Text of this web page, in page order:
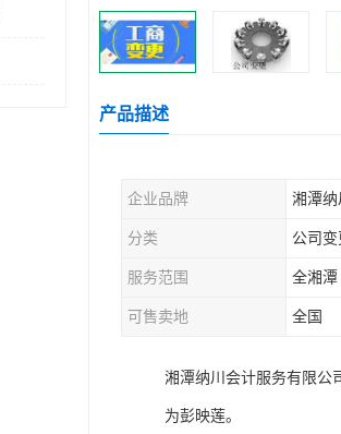
产品描述
企业品牌 湘潭纳
分类 公司变
服务范围 全湘潭
可售卖地 全国
湘潭纳川会计服务有限公
为彭映莲。